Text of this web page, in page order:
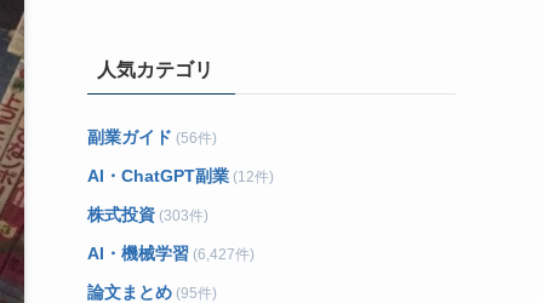
人気カテゴリ
副業ガイド (56件)
AI・ChatGPT副業 (12件)
株式投資 (303件)
AI・機械学習 (6,427件)
論文まとめ (95件)